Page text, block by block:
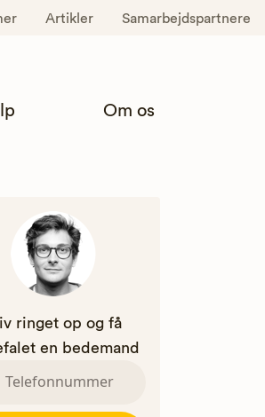
Artikler Samarbejdspartnere
Om os
ringet op og få
en bedemand